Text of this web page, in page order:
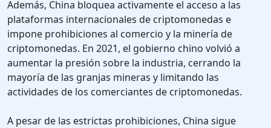
Además, China bloquea activamente el acceso a las
plataformas internacionales de criptomonedas e
impone prohibiciones al comercio y la minería de
criptomonedas. En 2021, el gobierno chino volvió a
aumentar la presión sobre la industria, cerrando la
mayoría de las granjas mineras y limitando las
actividades de los comerciantes de criptomonedas.
A pesar de las estrictas prohibiciones, China sigue